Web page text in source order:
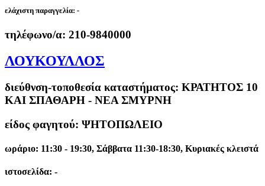
ελάχιστη παραγγελία: -
τηλέφωνο/α: 210-9840000
ΛΟΥΚΟΥΛΛΟΣ
διεύθνση-τοποθεσία καταστήματος: ΚΡΑΤΗΤΟΣ 10
ΚΑΙ ΣΠΑΘΑΡΗ - ΝΕΑ ΣΜΥΡΝΗ
είδος φαγητού: ΨΗΤΟΠΩΛΕΙΟ
ωράριο: 11:30 - 19:30, Σάββατα 11:30-18:30, Κυριακές κλειστά
ιστοσελίδα: -